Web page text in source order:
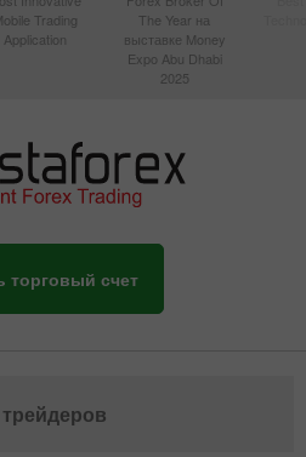
Trading
Application
The Year на
выставке Money
Expo Abu Dhabi
2025
торговый счет